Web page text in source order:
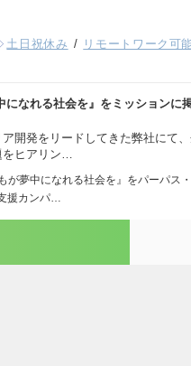
土日祝休み リモートワーク可
になれる社会を』をミッションに
開発をリードしてきた弊社にて
をヒアリン…
が夢中になれる社会を』をパーパス・
援カンパ…